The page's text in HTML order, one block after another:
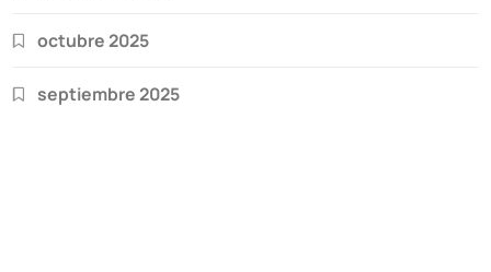
octubre 2025
septiembre 2025